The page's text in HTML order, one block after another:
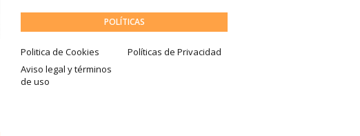
POLÍTICAS
Politica de Cookies
Políticas de Privacidad
Aviso legal y términos
de uso